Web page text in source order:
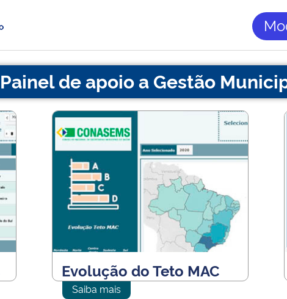
Painel de apoio a Gestão
Evolução do Teto MAC
Saiba mais